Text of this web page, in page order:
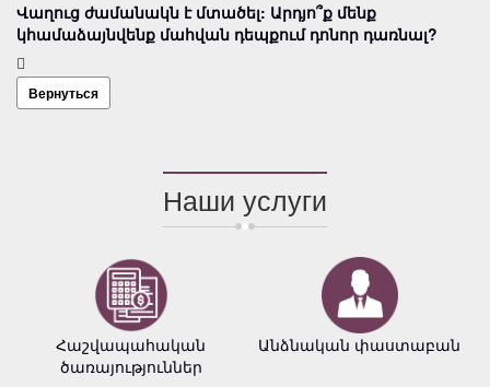
Վաղուց ժամանակն է մտածել: Արդյո՞ք մենք
կհամաձայնվենք մահվան դեպքում դոնոր դառնալ?
Вернуться
Наши услуги
Հաշվապահական
ծառայություններ
Անձնական փաստաբան